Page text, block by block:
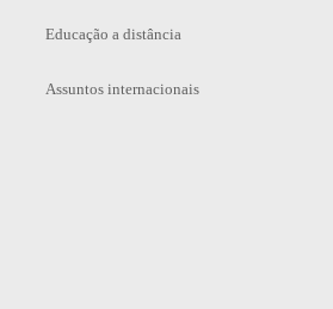
Educação a distância
Assuntos internacionais